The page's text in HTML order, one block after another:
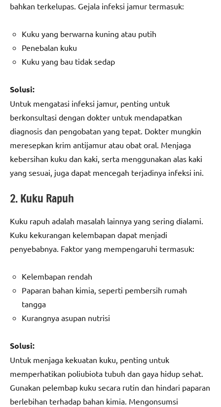
bahkan terkelupas. Gejala infeksi jamur termasuk:
Kuku yang berwarna kuning atau putih
Penebalan kuku
Kuku yang bau tidak sedap
Solusi:
Untuk mengatasi infeksi jamur, penting untuk
berkonsultasi dengan dokter untuk mendapatkan
diagnosis dan pengobatan yang tepat. Dokter mungkin
meresepkan krim antijamur atau obat oral. Menjaga
kebersihan kuku dan kaki, serta menggunakan alas kaki
yang sesuai, juga dapat mencegah terjadinya infeksi ini.
2. Kuku Rapuh
Kuku rapuh adalah masalah lainnya yang sering dialami.
Kuku kekurangan kelembapan dapat menjadi
penyebabnya. Faktor yang mempengaruhi termasuk:
Kelembapan rendah
Paparan bahan kimia, seperti pembersih rumah
tangga
Kurangnya asupan nutrisi
Solusi:
Untuk menjaga kekuatan kuku, penting untuk
memperhatikan poliubiota tubuh dan gaya hidup sehat.
Gunakan pelembap kuku secara rutin dan hindari paparan
berlebihan terhadap bahan kimia. Mengonsumsi